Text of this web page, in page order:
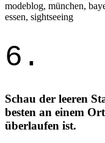
6.
Schau der leeren
besten an einem
überlaufen ist.